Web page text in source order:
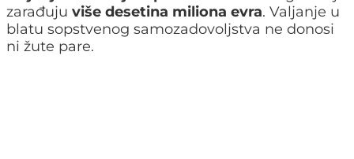
zarađuju više desetina miliona evra. Valjanje u
blatu sopstvenog samozadovoljstva ne donosi
ni žute pare.